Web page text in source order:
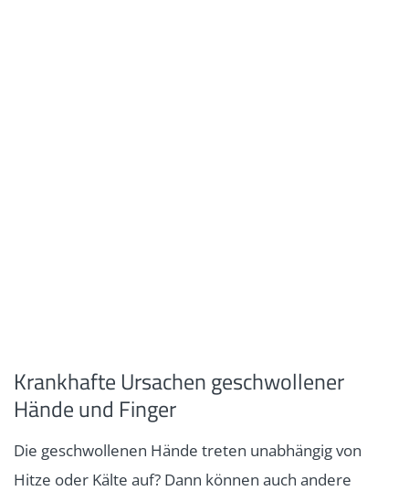
Krankhafte Ursachen geschwollener
Hände und Finger
Die geschwollenen Hände treten unabhängig von
Hitze oder Kälte auf? Dann können auch andere